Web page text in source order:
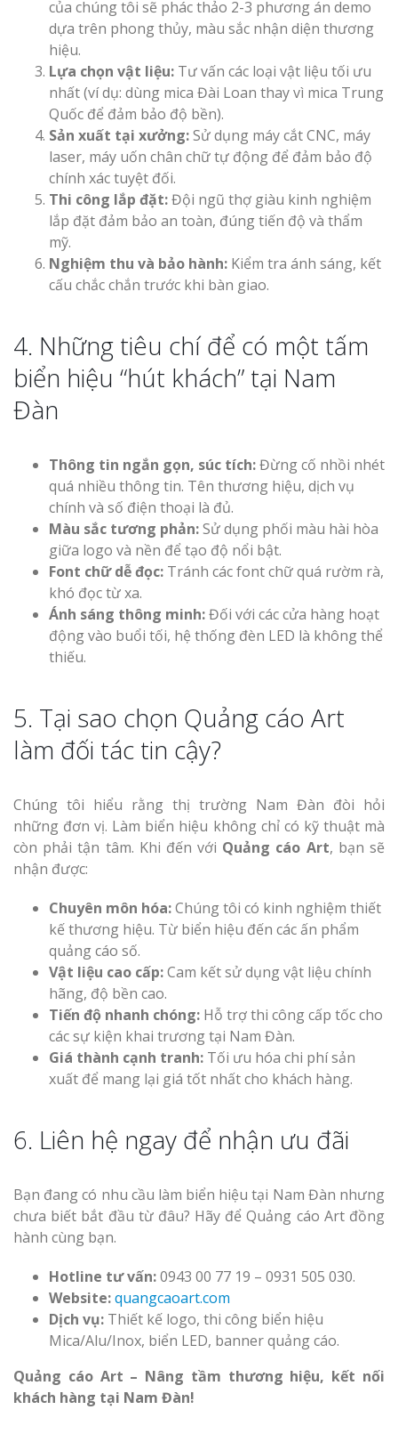
của chúng tôi sẽ phác thảo 2-3 phương án demo
dựa trên phong thủy, màu sắc nhận diện thương
hiệu.
Lựa chọn vật liệu: Tư vấn các loại vật liệu tối ưu
nhất (ví dụ: dùng mica Đài Loan thay vì mica Trung
Quốc để đảm bảo độ bền).
Sản xuất tại xưởng:Sử dụng máy cắt CNC, máy
laser, máy uốn chân chữ tự động để đảm bảo độ
chính xác tuyệt đối.
Thi công lắp đặt:Đội ngũ thợ giàu kinh nghiệm
lắp đặt đảm bảo an toàn, đúng tiến độ và thẩm
mỹ.
Nghiệm thu và bảo hành: Kiểm tra ánh sáng, kết
cấu chắc chắn trước khi bàn giao.
4. Những tiêu chí để có một tấm
biển hiệu “hút khách” tại Nam
Đàn
Thông tin ngắn gọn, súc tích:Đừng cố nhồi nhét
quá nhiều thông tin. Tên thương hiệu, dịch vụ
chính và số điện thoại là đủ.
Màu sắc tương phản:Sử dụng phối màu hài hòa
giữa logo và nền để tạo độ nổi bật.
Font chữ dễ đọc: Tránh các font chữ quá rườm rà,
khó đọc từ xa.
Ánh sáng thông minh:Đối với các cửa hàng hoạt
động vào buổi tối, hệ thống đèn LED là không thể
thiếu.
5. Tại sao chọn Quảng cáo Art
làm đối tác tin cậy?
Chúng tôi hiểu rằng thị trường Nam Đàn đòi hỏi
những đơn vị. Làm biển hiệu không chỉ có kỹ thuật mà
còn phải tận tâm. Khi đến với Quảng cáo Art, bạn sẽ
nhận được:
Chuyên môn hóa:Chúng tôi có kinh nghiệm thiết
kế thương hiệu. Từ biển hiệu đến các ấn phẩm
quảng cáo số.
Vật liệu cao cấp:Cam kết sử dụng vật liệu chính
hãng, độ bền cao.
Tiến độ nhanh chóng: Hỗ trợ thi công cấp tốc cho
các sự kiện khai trương tại Nam Đàn.
Giá thành cạnh tranh: Tối ưu hóa chi phí sản
xuất để mang lại giá tốt nhất cho khách hàng.
6. Liên hệ ngay để nhận ưu đãi
Bạn đang có nhu cầu làm biển hiệu tại Nam Đàn nhưng
chưa biết bắt đầu từ đâu? Hãy để Quảng cáo Art đồng
hành cùng bạn.
Hotline tư vấn:0943 00 77 19 – 0931 505 030.
Website:quangcaoart.com
Dịch vụ: Thiết kế logo, thi công biển hiệu
Mica/Alu/Inox, biển LED, banner quảng cáo.
Quảng cáo Art – Nâng tầm thương hiệu, kết nối
khách hàng tại Nam Đàn!